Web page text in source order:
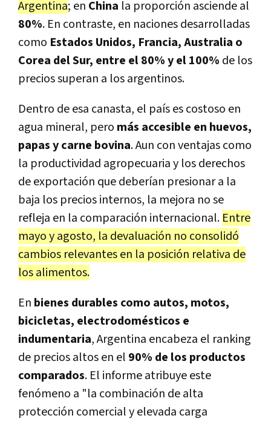
Argentina; en China la proporción asciende al
80%. En contraste, en naciones desarrolladas
como Estados Unidos, Francia, Australia o
Corea del Sur, entre el 80% y el 100% de los
precios superan a los argentinos.
Dentro de esa canasta, el país es costoso en
agua mineral, pero más accesible en huevos,
papas y carne bovina. Aun con ventajas como
la productividad agropecuaria y los derechos
de exportación que deberían presionar a la
baja los precios internos, la mejora no se
refleja en la comparación internacional. Entre
mayo y agosto, la devaluación no consolidó
cambios relevantes en la posición relativa de
los alimentos.
En bienes durables como autos, motos,
bicicletas, electrodomésticos e
indumentaria, Argentina encabeza el ranking
de precios altos en el 90% de los productos
comparados. El informe atribuye este
fenómeno a "la combinación de alta
protección comercial y elevada carga